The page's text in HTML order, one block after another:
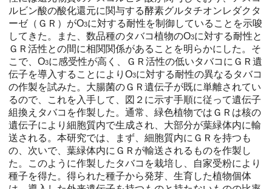
ルビン酸の酸化還元に関与する酵素グルタチオンレダクタ
ーゼ（ＧＲ）がO3に対する耐性を制御していることを示唆
してきた。また、数品種のタバコ植物のO3に対する耐性と
ＧＲ活性との間に相関関係があることを明らかにした。そ
こで、O3に感受性が高く、ＧＲ活性の低いタバコにＧＲ遺
伝子を導入することによりO3に対する耐性の異なるタバコ
の作製を試みた。大腸菌のＧＲ遺伝子が既に単離されてい
るので、これを入手して、図２に示す手順に従って遺伝子
組換えタバコを作製した。通常、緑色植物ではＧＲは核の
遺伝子により細胞質内で生成され、大部分が葉緑体内に輸
送される。本研究では、まず、細胞質内にＧＲを持つも
の、次いで、葉緑体内にＧＲが輸送されるものを作製し
た。このように作製したタバコを栽培し、自家受粉により
種子を得た。得られた種子から発芽、生育した植物個体